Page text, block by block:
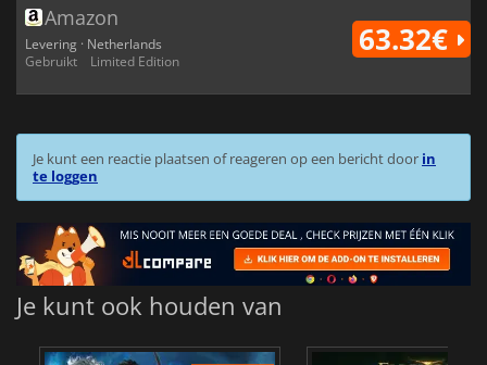
Amazon
Levering · Netherlands
Gebruikt
Limited Edition
63.32€
Je kunt een reactie plaatsen of reageren op een bericht door in
te loggen
Je kunt ook houden van